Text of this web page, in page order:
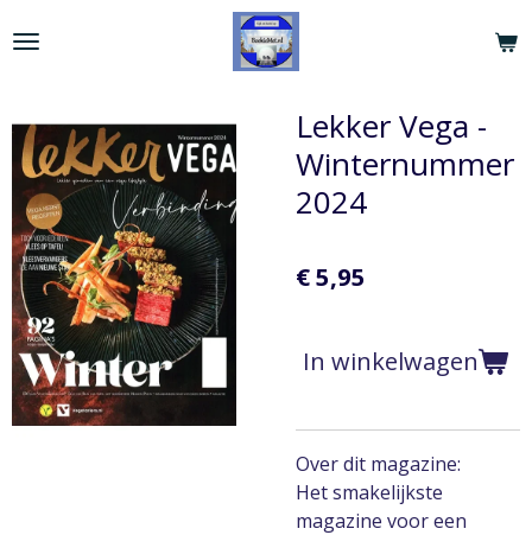
direct
hoofdinhoud
Lekker Vega -
Winternummer
2024
€ 5,95
In winkelwagen
Over dit magazine:
Het smakelijkste
magazine voor een